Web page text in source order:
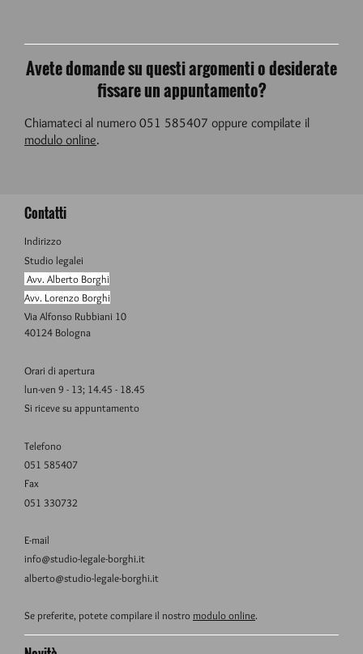
Avete domande su questi argomenti o desiderate
fissare un appuntamento?
Chiamateci al numero 051 585407 oppure compilate il
modulo online.
Contatti
Indirizzo
Studio legalei
Avv. Alberto Borghi
Avv. Lorenzo Borghi
Via Alfonso Rubbiani 10
40124 Bologna
Orari di apertura
lun-ven 9 - 13; 14.45 - 18.45
Si riceve su appuntamento
Telefono
051 585407
Fax
051 330732
E-mail
info@studio-legale-borghi.it
alberto@studio-legale-borghi.it
Se preferite, potete compilare il nostro modulo online.